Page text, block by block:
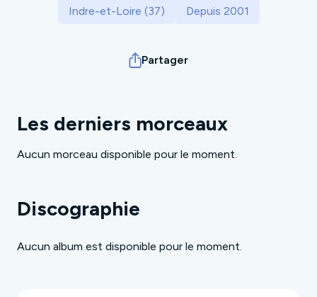
Indre-et-Loire (37) Depuis 2001
Partager
Les derniers morceaux
Aucun morceau disponible pour le moment.
Discographie
Aucun album est disponible pour le moment.